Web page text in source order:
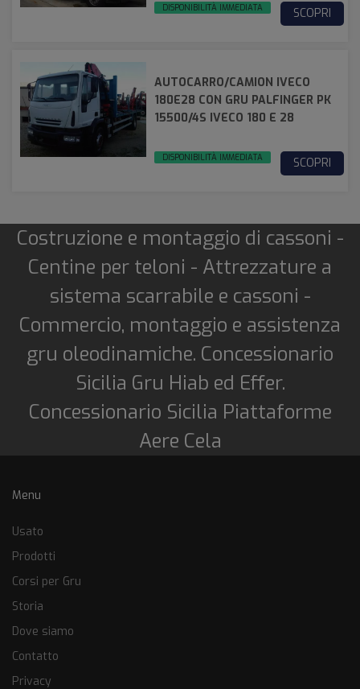
DISPONIBILITÀ IMMEDIATA SCOPRI
AUTOCARRO/CAMION IVECO
180E28 CON GRU PALFINGER PK
15500/4S IVECO 180 E 28
DISPONIBILITÀ IMMEDIATA SCOPRI
Costruzione e montaggio di cassoni -
Centine per teloni - Attrezzature a
sistema scarrabile e cassoni -
Commercio, montaggio e assistenza
gru oleodinamiche. Concessionario
Sicilia Gru Hiab ed Effer.
Concessionario Sicilia Piattaforme
Aere Cela
Menu
Usato
Prodotti
Corsi per Gru
Storia
Dove siamo
Contatto
Privacy